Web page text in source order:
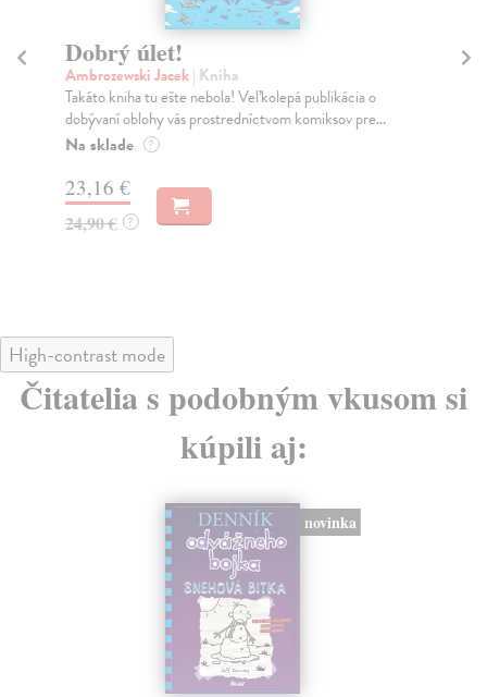
Dobrý úlet!
Ambrozewski Jacek| Kniha
Takáto kniha tu ešte nebola! Veľkolepá publikácia o
dobývaní oblohy vás prostredníctvom komiksov pre...
Na sklade ?
23,16 €
24,90 € ?
High-contrast mode
Čitatelia s podobným vkusom si
kúpili aj:
novinka